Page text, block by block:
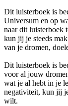
Dit luisterboek is
Universum en op
naar dit luisterboek
kun jij je steeds
van je dromen,
Dit luisterboek is
voor al jouw
wat je al hebt in je
negativiteit, kun jij
wilt.